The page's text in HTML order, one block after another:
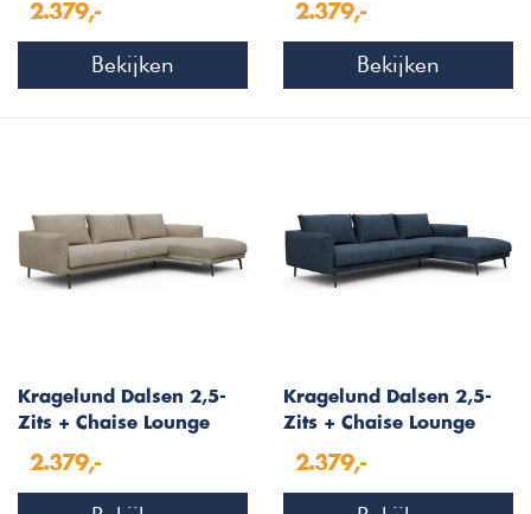
2.379,-
Bekijken
2.379,-
Bekijken
Kragelund Dalsen 2,5-
Zits + Chaise Lounge
2.379,-
Kragelund Dalsen 2,5-
Zits + Chaise Lounge
2.379,-